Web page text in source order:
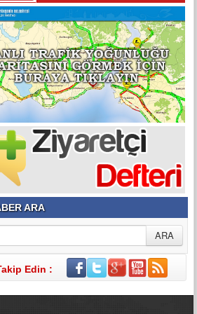
Şehir ve Aile Şurasının Düşündürdükleri (2)
Şeref Yumurtacı
Bir İnsanlık Mektebi: Tosya Yaren Kültürü
ARA
Edin :